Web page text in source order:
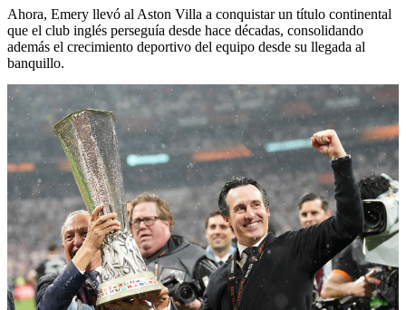
Ahora, Emery llevó al Aston Villa a conquistar un título continental
que el club inglés perseguía desde hace décadas, consolidando
además el crecimiento deportivo del equipo desde su llegada al
banquillo.